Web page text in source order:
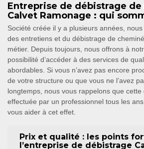
Entreprise de débistrage de
Calvet Ramonage : qui
Société créée il y a plusieurs années,
des entretiens et du débistrage de
métier. Depuis toujours, nous offrons à
possibilité d’accéder à des services de
abordables. Si vous n’avez pas encore
de votre structure ou que vous ne l’avez
longtemps, nous vous rappelons que
effectuée par un professionnel tous les
vous aider à cet effet.
Prix et qualité : les points
l’entreprise de débistrage